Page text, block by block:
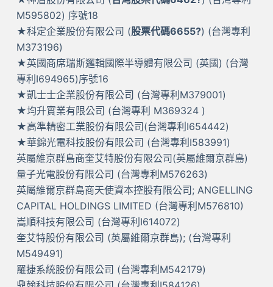
M595802) 序號18
★科定企業股份有限公司 (股票代碼6655?) (台灣專利
M373196)
★英國商席瑞斯邏輯國際半導體有限公司 (英國) (台灣
專利I694965)序號16
★凱士士企業股份有限公司 (台灣專利M379001)
★均升實業有限公司 (台灣專利 M369324 )
★高準精密工業股份有限公司(台灣專利I654442)
★華錦光電科技股份有限公司 (台灣專利I583991)
英屬維京群島商奎艾特股份有限公司(英屬維爾京群島)
量子光電股份有限公司 (台灣專利M576263)
英屬維爾京群島商天使資本控股有限公司; ANGELLING
CAPITAL HOLDINGS LIMITED (台灣專利M576810)
嵩順科技有限公司 (台灣專利I614072)
奎艾特股份有限公司 (英屬維爾京群島); (台灣專利
M549491)
羅捷系統股份有限公司 (台灣專利M542179)